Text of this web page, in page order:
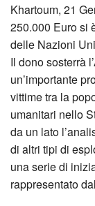
Khartoum, 21
250.000 Euro si
delle Nazioni
Il dono sosterrà
un’importante
vittime tra la
umanitari nello
da un lato
di altri tipi di
una serie di
rappresentato